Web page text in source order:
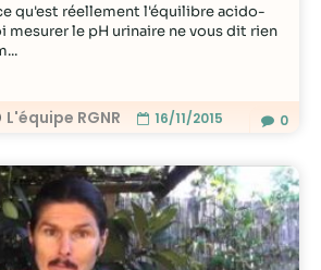
L'équipe RGNR 16/11/2015
qu'est réellement l'équilibre acido-
mesurer le pH urinaire ne vous dit rien
0